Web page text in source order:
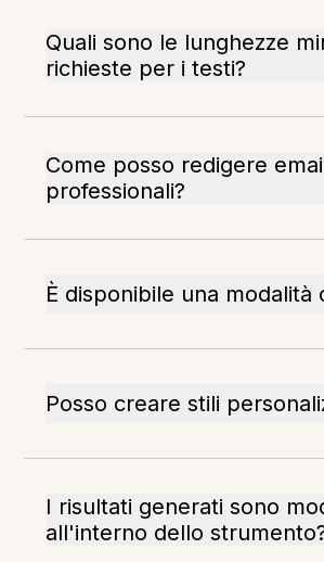
Quali sono le lunghezze
richieste per i testi?
Come posso redigere
professionali?
È disponibile una modalità
Posso creare stili
I risultati generati sono
all'interno dello